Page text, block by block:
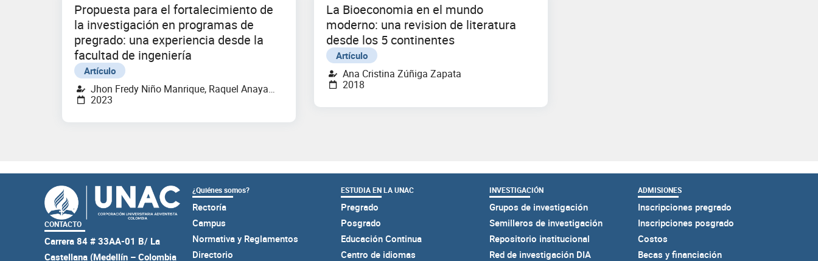
Propuesta para el fortalecimiento de
la investigación en programas de
pregrado: una experiencia desde la
facultad de ingeniería
Artículo
Jhon Fredy Niño Manrique, Raquel Anaya
Hernández, Walter Hugo Arboleda Mazo,
Ana Cristina Zúñiga Zapata
2023
La Bioeconomia en el mundo
moderno: una revision de literatura
desde los 5 continentes
Artículo
Ana Cristina Zúñiga Zapata
2018
CONTACTO
Carrera 84 # 33AA-01 B/ La
Castellana (Medellín – Colombia
¿Quiénes somos?
Rectoría
Campus
Normativa y Reglamentos
Directorio
ESTUDIA EN LA UNAC
Pregrado
Posgrado
Educación Continua
Centro de idiomas
INVESTIGACIÓN
Grupos de investigación
Semilleros de investigación
Repositorio institucional
Red de investigación DIA
ADMISIONES
Inscripciones pregrado
Inscripciones posgrado
Costos
Becas y financiación